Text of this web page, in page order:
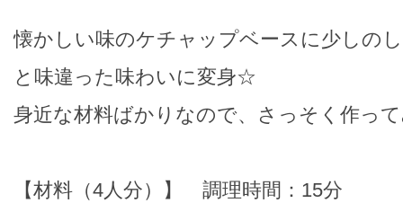
懐かしい味のケチャップベースに少しの
と味違った味わいに変身☆
身近な材料ばかりなので、さっそく作っ
【材料（4人分）】 調理時間：15分